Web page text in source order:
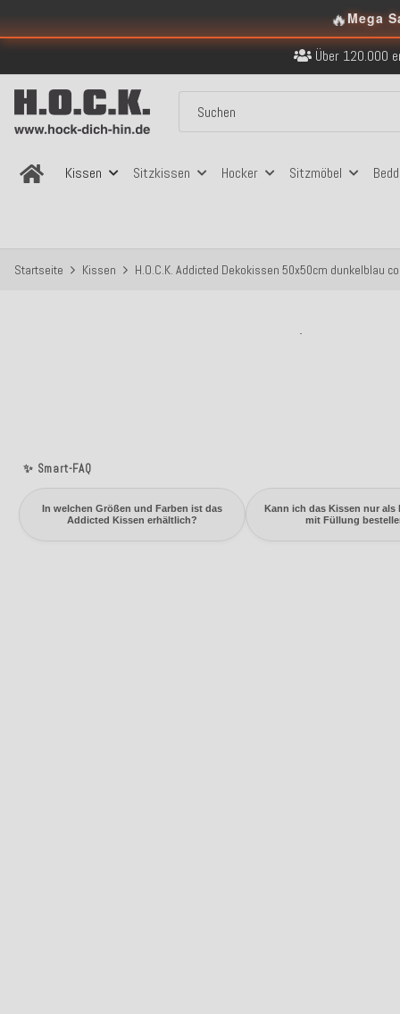
🔥Mega
Kostenloser Versand
Über 120.000
Sicher
Kostenloser Versand
Kissen
Sitzkissen Hocker Sitzmöbel
Startseite Kissen H.O.C.K. Addicted Dekokissen 50x50cm dunkelblau
✨ Smart-FAQ
In welchen Größen und Farben ist das
Addicted Kissen erhältlich?
Kann ich das Kissen nur als
mit Füllung